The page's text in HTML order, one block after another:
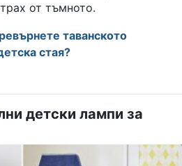
от тъмното.
таванското
стая?
детски лампи за